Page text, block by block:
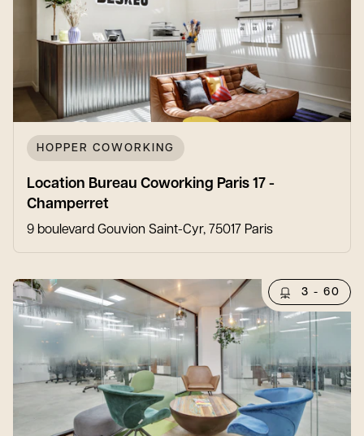
HOPPER COWORKING
Location Bureau Coworking Paris 17 -
Champerret
9 boulevard Gouvion Saint-Cyr, 75017 Paris
3 - 60